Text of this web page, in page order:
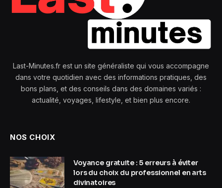
Last-Minutes.fr est un site généraliste qui vous accompagne
dans votre quotidien avec des informations pratiques, des
bons plans, et des conseils dans des domaines variés :
actualité, voyages, lifestyle, et bien plus encore.
NOS CHOIX
Voyance gratuite : 5 erreurs à éviter
lors du choix du professionnel en arts
divinatoires